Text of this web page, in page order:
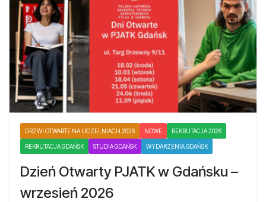
DRZWI OTWARTE NA UCZELNIACH 2026 NOWE REKRUTACJA 2026
REKRUTACJA GDAŃSK STUDIA GDAŃSK WYDARZENIA GDAŃSK
Dzień Otwarty PJATK w Gdańsku –
wrzesień 2026